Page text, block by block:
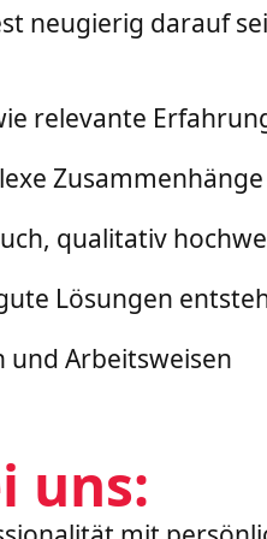
neugierig darauf
relevante
qualitativ
Lösungen
und Arbeitsweisen
uns: